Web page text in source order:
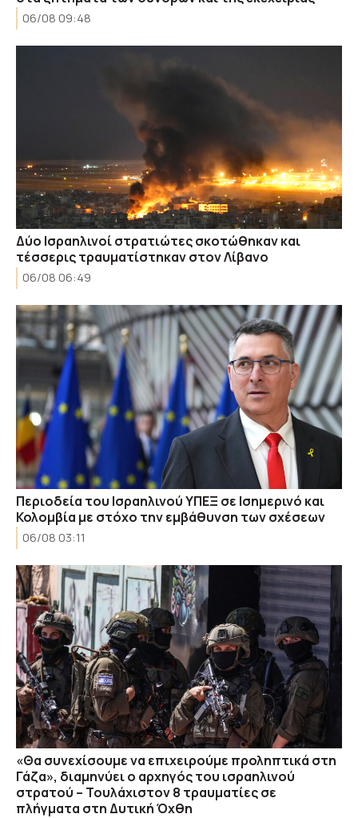
06/08 09:48
Δύο Ισραηλινοί στρατιώτες σκοτώθηκαν και
τέσσερις τραυματίστηκαν στον Λίβανο
06/08 06:49
Περιοδεία του Ισραηλινού ΥΠΕΞ σε Ισημερινό και
Κολομβία με στόχο την εμβάθυνση των σχέσεων
06/08 03:11
«Θα συνεχίσουμε να επιχειρούμε προληπτικά στη
Γάζα», διαμηνύει ο αρχηγός του ισραηλινού
στρατού – Τουλάχιστον 8 τραυματίες σε
πλήγματα στη Δυτική Όχθη